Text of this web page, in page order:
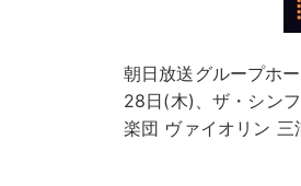
朝日放送グループホ
28日(木)、ザ・シン
楽団 ヴァイオリン 三